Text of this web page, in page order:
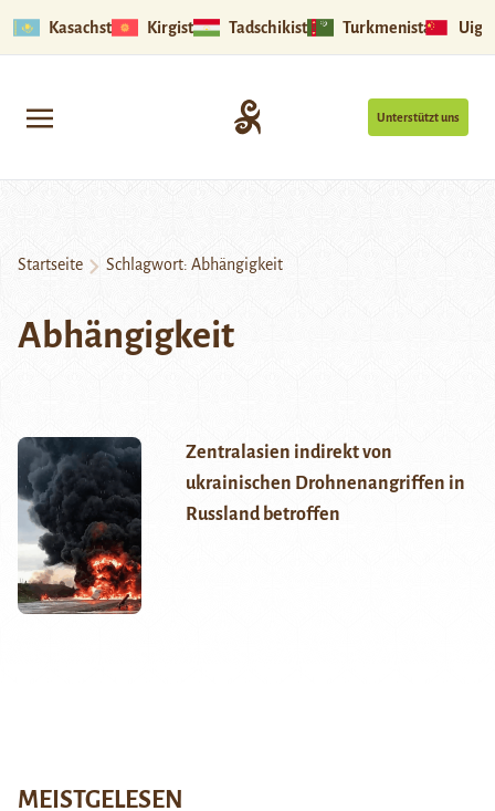
Kasachstan Kirgistan Tadschikistan Turkmenistan
Unterstützt uns
Startseite Schlagwort: Abhängigkeit
Abhängigkeit
Zentralasien indirekt von
ukrainischen Drohnenangriffen in
Russland betroffen
MEISTGELESEN